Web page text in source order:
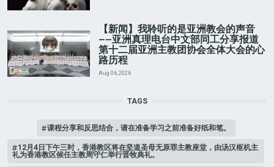
【新闻】我聆听的是亚洲教会的声音
——亚洲真理电台中文部同工分享报道
第十二届亚洲主教团协会全体大会的心
路历程
Aug 06, 2026
TAGS
课程分享和反思结合，请在准备学习之前准备好纸和笔。
12月4日下午三时，香港教区将在坚道圣母无原罪主教座堂，由汤汉枢机主
礼为香港教区候任主教周守仁举行晋牧典礼。